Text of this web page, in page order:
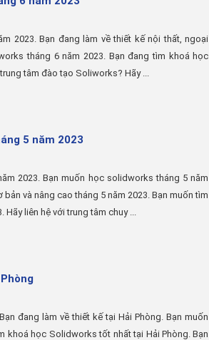
2023. Bạn đang làm về thiết kế nội thất, ngoại
tháng 6 năm 2023. Bạn đang tìm khoá học
tâm đào tạo Soliworks? Hãy ...
5 năm 2023
2023. Bạn muốn học solidworks tháng 5 năm
và nâng cao tháng 5 năm 2023. Bạn muốn tìm
liên hệ với trung tâm chuy ...
đang làm về thiết kế tại Hải Phòng. Bạn muốn
khoá học Solidworks tốt nhất tại Hải Phòng. Bạn